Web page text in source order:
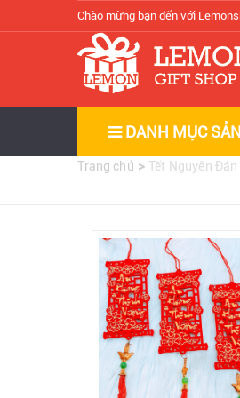
Chào mừng bạn đến với
DANH MỤC
Trang chủ >Tết Nguyên Đán